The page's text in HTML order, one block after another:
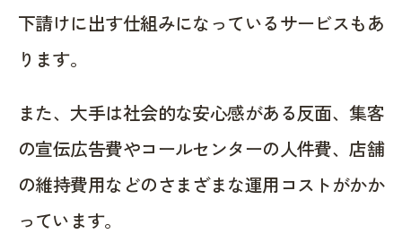
下請けに出す仕組みになっているサービスもあ
ります。
また、大手は社会的な安心感がある反面、集客
の宣伝広告費やコールセンターの人件費、店舗
の維持費用などのさまざまな運用コストがかか
っています。